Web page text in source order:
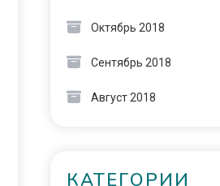
Октябрь 2018
Сентябрь 2018
Август 2018
КАТЕГОРИИ